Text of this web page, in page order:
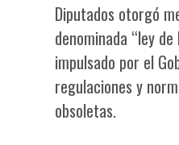
Diputados otorgó
denominada “ley
impulsado por el
regulaciones y
obsoletas.